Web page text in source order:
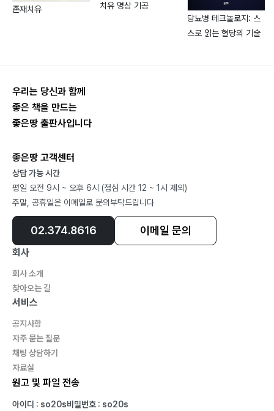
EMS의 안전성(Safety) Ⅰ 112
m-CKD(modified Cyclinical Ketogenic Diet) 발견 및
적용 125
제5장 ?사례 연구(Case Study):
근육 및 지방량, 체중의 변화131
방법(Method) 132
EMS PT와 케토제닉 다이어트와 병행 결과 136
이야기들161
인류는 탄수화물과 산소로 인해 멸망할 것이다 162
별첨
191
존재치유
치유 명상 기공
당뇨병 테크놀로지: 스
스로 읽는 혈당의 기술
우리는 당신과 함께
좋은 책을 만드는
좋은땅 출판사입니다
좋은땅 고객센터
상담 가능 시간
평일 오전 9시 ~ 오후 6시 (점심 시간 12 ~ 1시 제외)
주말, 공휴일은 이메일로 문의부탁드립니다
02.374.8616 이메일 문의
회사
회사 소개
찾아오는 길
서비스
공지사항
자주 묻는 질문
채팅 상담하기
자료실
원고 및 파일 전송
아이디 : so20s비밀번호 : so20s